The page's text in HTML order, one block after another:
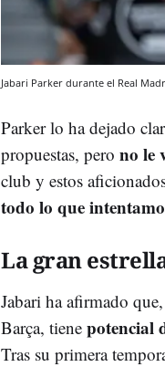
Jabari Parker durante el Real
Parker lo ha dejado
propuestas, pero no le
club y estos
todo lo que
La gran
Jabari ha afirmado
Barça, tiene potencial
Tras su primera